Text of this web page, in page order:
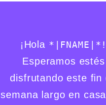
¡Hola *|FNAME|*!
Esperamos estés
disfrutando este fin
semana largo en